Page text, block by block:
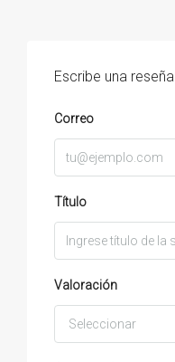
Escribe una reseña
Correo
Título
Valoración
Seleccionar